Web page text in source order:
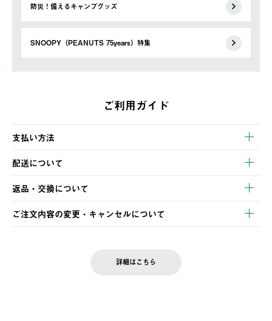
防災！備えるキャンプグッズ
SNOOPY（PEANUTS 75years）特集
ご利用ガイド
支払い方法
以下のいずれかの方法でお支払いいただけます。
・クレジットカード決済
・コンビニ決済
・Pay-easy決済
配送について
【発送スケジュール】
ご注文・ご入金完了より2営業日以内に商品を発送いたします。
土日祝の発送はございませんので、木曜日以降のご注文は週明け
の発送となる場合がございます。
返品・交換について
※お客様都合の場合
お客様都合の返品にかかる送料は、お客様ご負担とさせていただ
ご注文内容の変更・キャンセルについて
LOGOS FAMILY会員の方は、会員マイページ内 購入履歴画面に
詳細はこちら